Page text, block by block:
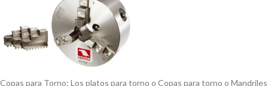
Copas para Torno: Los platos para torno o Copas para torno o Mandriles